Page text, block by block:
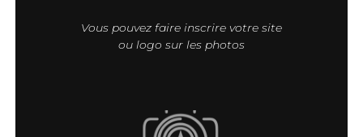
Vous pouvez faire inscrire votre site
ou logo sur les photos